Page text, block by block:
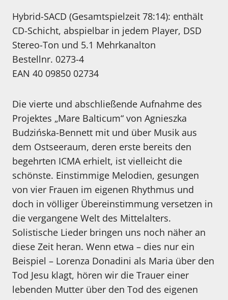
Hybrid-SACD (Gesamtspielzeit 78:14): enthält
CD-Schicht, abspielbar in jedem Player, DSD
Stereo-Ton und 5.1 Mehrkanalton
Bestellnr. 0273-4
EAN 40 09850 02734
Die vierte und abschließende Aufnahme des
Projektes „Mare Balticum“ von Agnieszka
Budzińska-Bennett mit und über Musik aus
dem Ostseeraum, deren erste bereits den
begehrten ICMA erhielt, ist vielleicht die
schönste. Einstimmige Melodien, gesungen
von vier Frauen im eigenen Rhythmus und
doch in völliger Übereinstimmung versetzen in
die vergangene Welt des Mittelalters.
Solistische Lieder bringen uns noch näher an
diese Zeit heran. Wenn etwa – dies nur ein
Beispiel – Lorenza Donadini als Maria über den
Tod Jesu klagt, hören wir die Trauer einer
lebenden Mutter über den Tod des eigenen